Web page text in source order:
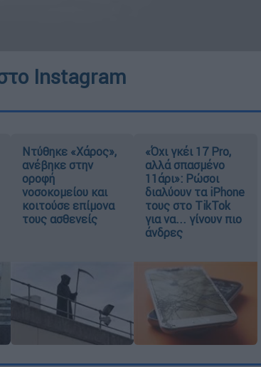
Instagram
Ντύθηκε «Χάρος»,
ανέβηκε στην
οροφή
νοσοκομείου και
κοιτούσε επίμονα
τους ασθενείς
«Όχι γκέι 17 Pro,
αλλά σπασμένο
11άρι»: Ρώσοι
διαλύουν τα iPhone
τους στο TikTok
για να... γίνουν πιο
άνδρες